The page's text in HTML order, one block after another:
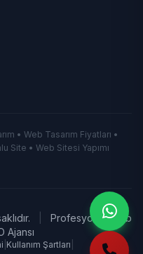
• Web Tasarım Fiyatları •
Site • Web Sitesi Yapımı
Profesyonel Web
Ajansı
Kullanım Şartları